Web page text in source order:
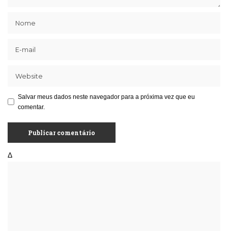
Salvar meus dados neste navegador para a próxima vez que eu
comentar.
Δ